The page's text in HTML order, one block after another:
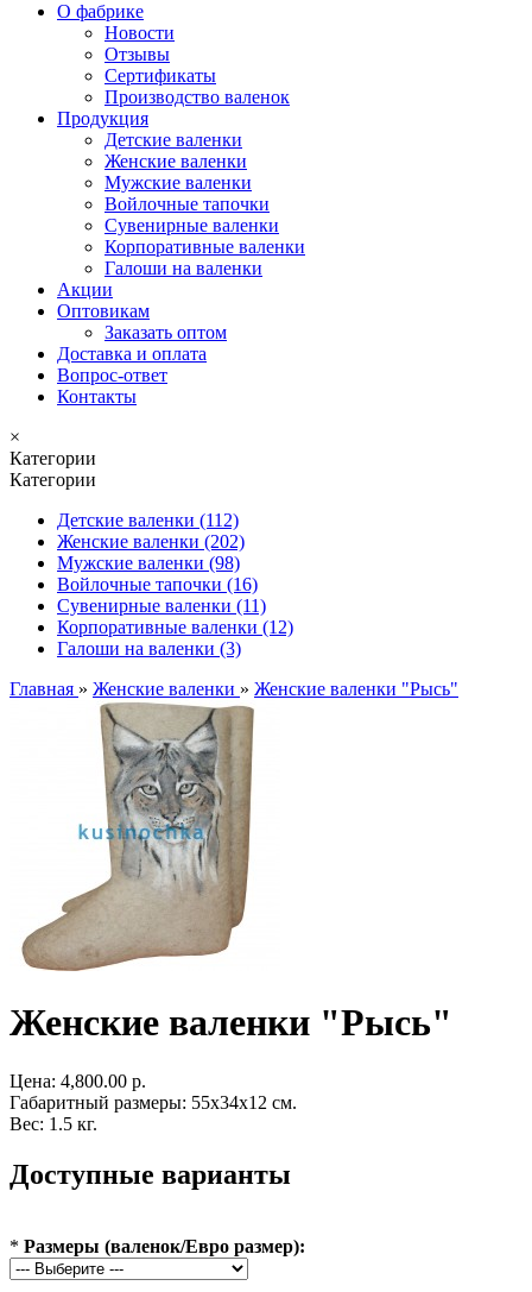
О фабрике
Новости
Отзывы
Сертификаты
Производство валенок
Продукция
Детские валенки
Женские валенки
Мужские валенки
Войлочные тапочки
Сувенирные валенки
Корпоративные валенки
Галоши на валенки
Акции
Оптовикам
Заказать оптом
Доставка и оплата
Вопрос-ответ
Контакты
×
Категории
Категории
Детские валенки (112)
Женские валенки (202)
Мужские валенки (98)
Войлочные тапочки (16)
Сувенирные валенки (11)
Корпоративные валенки (12)
Галоши на валенки (3)
Главная » Женские валенки » Женские валенки "Рысь"
Женские валенки "Рысь"
Цена: 4,800.00 р.
Габаритный размеры: 55x34x12 см.
Вес: 1.5 кг.
Доступные варианты
* Размеры (валенок/Евро размер):